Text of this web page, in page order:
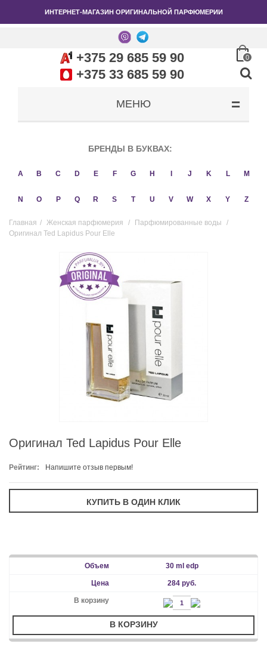
ИНТЕРНЕТ-МАГАЗИН ОРИГИНАЛЬНОЙ ПАРФЮМЕРИИ
+375 29 685 59 90
+375 33 685 59 90
0
МЕНЮ
БРЕНДЫ В БУКВАХ:
A B C D E F G H J K L M
N O P Q R S T U V W X Y Z
Главная / Женская парфюмерия / Парфюмированные воды
/
Оригинал Ted Lapidus Pour Elle
Оригинал Ted Lapidus Pour Elle
Рейтинг: Напишите отзыв первым!
30 ml edp
284 руб.
В КОРЗИНУ